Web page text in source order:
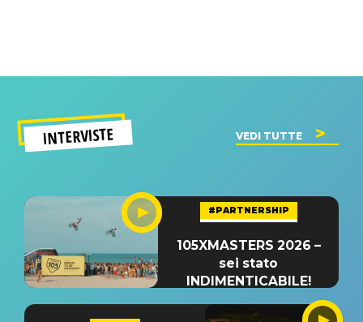
INTERVISTE VEDI TUTTE
#PARTNERSHIP
105XMASTERS 2026 –
sei stato
INDIMENTICABILE!